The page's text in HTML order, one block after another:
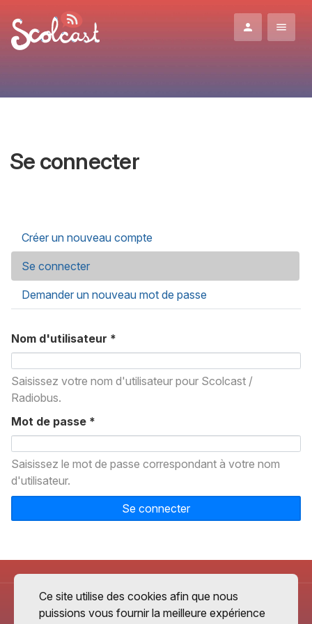
Se connecter
Onglets principaux
Créer un nouveau compte
Se connecter
Demander un nouveau mot de passe
Nom d'utilisateur *
Saisissez votre nom d'utilisateur pour Scolcast /
Radiobus.
Mot de passe *
Saisissez le mot de passe correspondant à votre nom
d'utilisateur.
Se connecter
Ce site utilise des cookies afin que nous
puissions vous fournir la meilleure expérience